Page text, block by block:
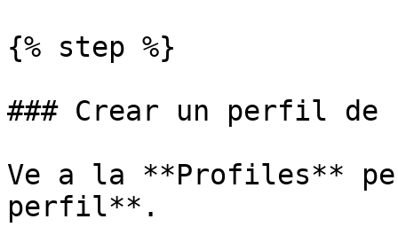
{% step %}
### Crear un perfil de
Ve a la **Profiles**
perfil**.